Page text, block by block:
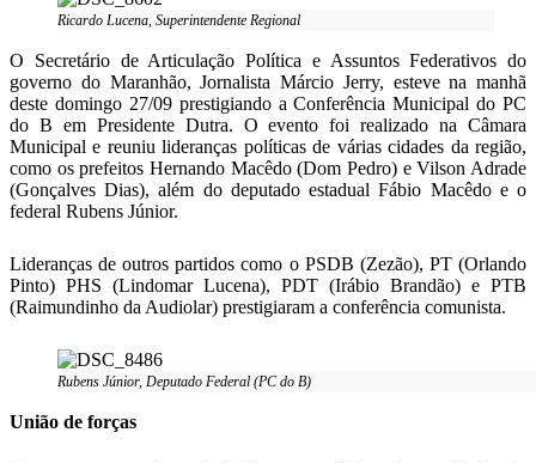
Ricardo Lucena, Superintendente Regional
O Secretário de Articulação Política e Assuntos Federativos do
governo do Maranhão, Jornalista Márcio Jerry, esteve na manhã
deste domingo 27/09 prestigiando a Conferência Municipal do PC
do B em Presidente Dutra. O evento foi realizado na Câmara
Municipal e reuniu lideranças políticas de várias cidades da região,
como os prefeitos Hernando Macêdo (Dom Pedro) e Vilson Adrade
(Gonçalves Dias), além do deputado estadual Fábio Macêdo e o
federal Rubens Júnior.
Lideranças de outros partidos como o PSDB (Zezão), PT (Orlando
Pinto) PHS (Lindomar Lucena), PDT (Irábio Brandão) e PTB
(Raimundinho da Audiolar) prestigiaram a conferência comunista.
Rubens Júnior, Deputado Federal (PC do B)
União de forças